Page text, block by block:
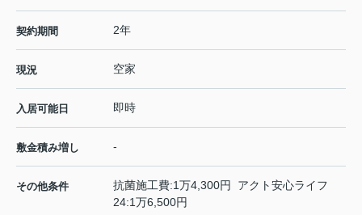
契約期間 2年
現況 空家
入居可能日 即時
敷金積み増し -
その他条件
抗菌施工費:1万4,300円 アクト安心ライフ
24:1万6,500円